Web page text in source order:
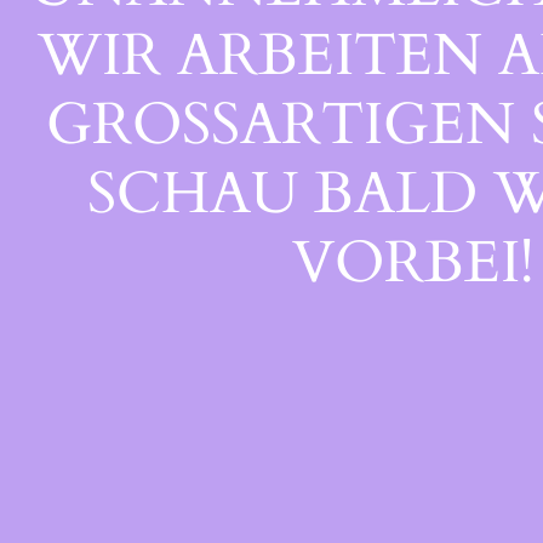
WIR ARBEITEN
GROSSARTIGEN
CHAU BALD
ORBEI!